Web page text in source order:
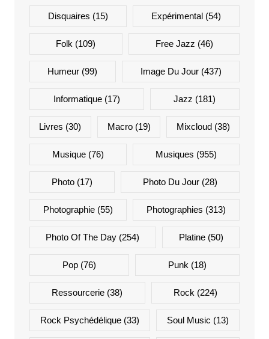
Disquaires (15) Expérimental (54)
Folk (109) Free Jazz (46)
Humeur (99) Image Du Jour(437)
Informatique(17) Jazz (181)
Livres (30) Macro(19) Mixcloud(38)
Musique(76) Musiques (955)
Photo(17) Photo Du Jour (28)
Photographie(55) Photographies (313)
Photo Of The Day (254) Platine(50)
Pop(76) Punk (18)
Ressourcerie (38) Rock (224)
Rock Psychédélique(33) Soul Music (13)